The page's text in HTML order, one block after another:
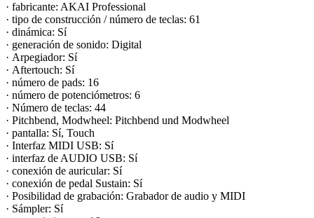
· fabricante: AKAI Professional
· tipo de construcción / número de teclas: 61
· dinámica: Sí
· generación de sonido: Digital
· Arpegiador: Sí
· Aftertouch: Sí
· número de pads: 16
· número de potenciómetros: 6
· Número de teclas: 44
· Pitchbend, Modwheel: Pitchbend und Modwheel
· pantalla: Sí, Touch
· Interfaz MIDI USB: Sí
· interfaz de AUDIO USB: Sí
· conexión de auricular: Sí
· conexión de pedal Sustain: Sí
· Posibilidad de grabación: Grabador de audio y MIDI
· Sámpler: Sí